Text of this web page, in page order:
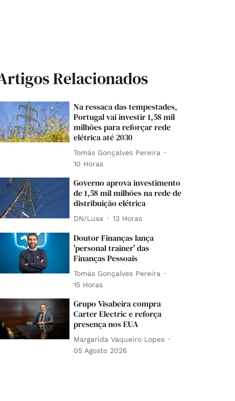
Relacionados
Na ressaca das tempestades,
Portugal vai investir 1,58 mil
milhões para reforçar rede
elétrica até 2030
Tomás Gonçalves Pereira
10 Horas
Governo aprova investimento
de 1,58 mil milhões na rede de
distribuição elétrica
DN/Lusa 13 Horas
Doutor Finanças lança
'personal trainer' das
Finanças Pessoais
Tomás Gonçalves Pereira
15 Horas
Grupo Visabeira compra
Carter Electric e reforça
presença nos EUA
Margarida Vaqueiro Lopes
05 Agosto 2026